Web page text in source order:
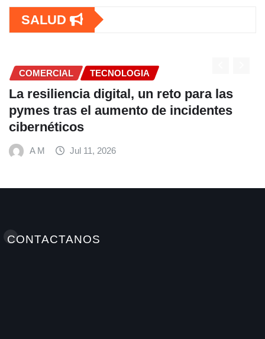
SALUD
COMERCIAL
Fundación Ficohsa fortalece la
alimentación escolar y promueve
hábitos saludables junto al Programa
Mundial de Alimentos y Nestlé